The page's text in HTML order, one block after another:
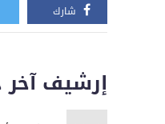
شارك
إرشيف آخر